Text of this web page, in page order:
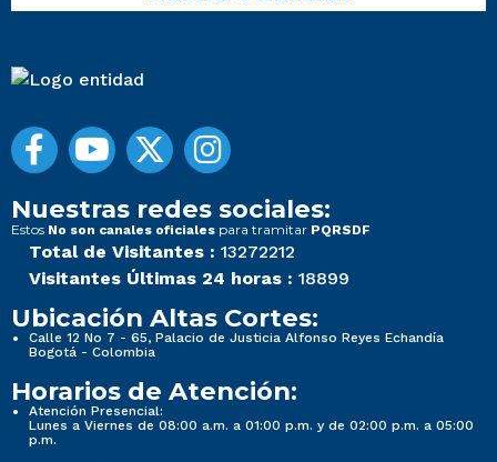
Nuestras redes sociales:
Estos No son canales oficiales para tramitar PQRSDF
Total de Visitantes : 13272212
Visitantes Últimas 24 horas : 18899
Ubicación Altas Cortes:
Calle 12 No 7 - 65, Palacio de Justicia Alfonso Reyes Echandía
Bogotá - Colombia
Horarios de Atención:
Atención Presencial:
Lunes a Viernes de 08:00 a.m. a 01:00 p.m. y de 02:00 p.m. a 05:00
p.m.